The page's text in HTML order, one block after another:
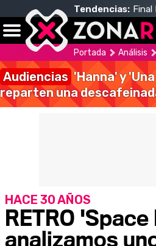
Tendencias: Final
Portada Análisis
Audiencias 'Hanna' y
reparten una
RETRO
analizamos
HACE 30 AÑOS